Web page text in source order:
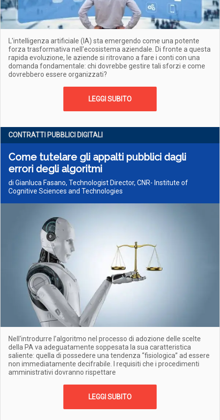
L'intelligenza artificiale (IA) sta emergendo come una potente
forza trasformativa nell'ecosistema aziendale. Di fronte a questa
rapida evoluzione, le aziende si ritrovano a fare i conti con una
domanda fondamentale: chi dovrebbe gestire tali sforzi e come
dovrebbero essere organizzati?
LEGGI SUBITO
CONTRATTI PUBBLICI DIGITALI
Come tutelare gli appalti pubblici dagli
errori degli algoritmi
di Gianluca Fasano, Technologist Director, CNR- Institute of
Cognitive Sciences and Technologies
Nell'introdurre l’algoritmo nel processo di adozione delle scelte
della PA va adeguatamente soppesata la sua caratteristica
saliente: quella di possedere una tendenza “fisiologica” ad essere
non immediatamente decifrabile. I requisiti che i procedimenti
amministrativi dovranno rispettare
LEGGI SUBITO